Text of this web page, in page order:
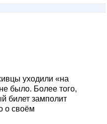
уходили «на
было. Более того,
билет замполит
о своём